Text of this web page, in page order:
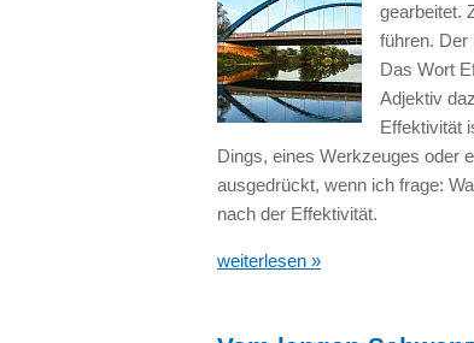
gearbeitet.
führen. Der
Das Wort
Adjektiv
Effektivität
Dings, eines Werkzeuges oder
ausgedrückt, wenn ich frage:
nach der Effektivität.
weiterlesen »